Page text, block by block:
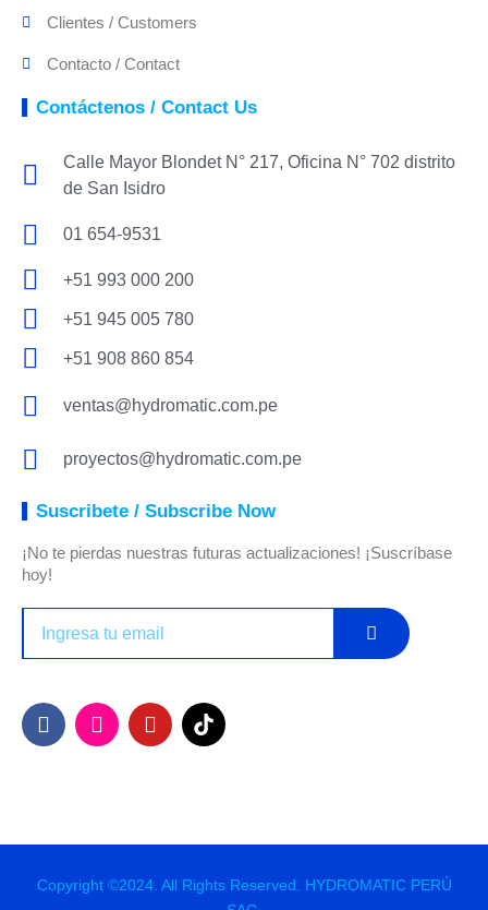
Clientes / Customers
Contacto / Contact
Contáctenos / Contact Us
Calle Mayor Blondet N° 217, Oficina N° 702 distrito
de San Isidro
01 654-9531
+51 993 000 200
+51 945 005 780
+51 908 860 854
ventas@hydromatic.com.pe
proyectos@hydromatic.com.pe
Suscribete / Subscribe Now
¡No te pierdas nuestras futuras actualizaciones! ¡Suscríbase
hoy!
Copyright ©2024. All Rights Reserved. HYDROMATIC PERÚ